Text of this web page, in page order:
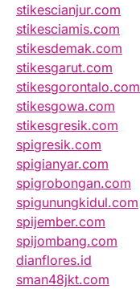
stikescianjur.com
stikesciamis.com
stikesdemak.com
stikesgarut.com
stikesgorontalo.com
stikesgowa.com
stikesgresik.com
spigresik.com
spigianyar.com
spigrobongan.com
spigunungkidul.com
spijember.com
spijombang.com
dianflores.id
sman48jkt.com